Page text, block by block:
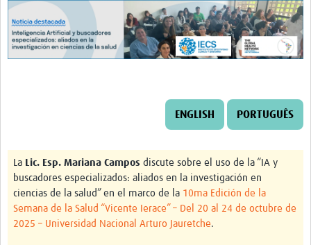
Mentoría
Talleres
Webinarios
Crear un Club de Investigación
Preparar Sesiones de Aprendizaje Asistido
Crear Data Clinic
PORTUGUÊS
ENGLISH
La Lic. Esp. Mariana Campos discute sobre el uso de la “IA y
buscadores especializados: aliados en la investigación en
ciencias de la salud” en el marco de la 10ma Edición de la
Semana de la Salud “Vicente Ierace” – Del 20 al 24 de octubre de
2025 – Universidad Nacional Arturo Jauretche.